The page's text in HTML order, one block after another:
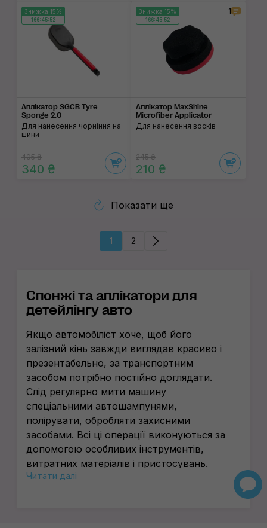
Знижка 15%
166:45:52
Аплікатор SGCB Tyre
Sponge 2.0
Для нанесення чорніння на
шини
405 ₴
340 ₴
Знижка 15%
166:45:52
1
Аплікатор MaxShine
Microfiber Applicator
Для нанесення восків
245 ₴
210 ₴
Показати ще
1 2
Спонжі та аплікатори для
детейлінгу авто
Якщо автомобіліст хоче, щоб його
залізний кінь завжди виглядав красиво і
презентабельно, за транспортним
засобом потрібно постійно доглядати.
Слід регулярно мити машину
спеціальними автошампунями,
полірувати, обробляти захисними
засобами. Всі ці операції виконуються за
допомогою особливих інструментів,
витратних матеріалів і пристосувань.
Одними з важливих аксесуарів для
Читати далі